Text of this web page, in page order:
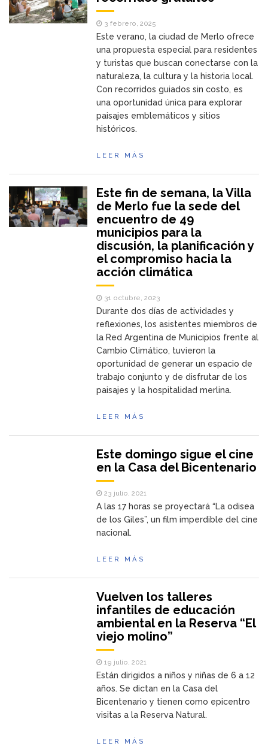
3 febrero, 2025
Este verano, la ciudad de Merlo ofrece
una propuesta especial para residentes
y turistas que buscan conectarse con la
naturaleza, la cultura y la historia local.
Con recorridos guiados sin costo, es
una oportunidad única para explorar
paisajes emblemáticos y sitios
históricos.
LEER MÁS
Este fin de semana, la Villa
de Merlo fue la sede del
encuentro de 49
municipios para la
discusión, la planificación y
el compromiso hacia la
acción climática
31 octubre, 2023
Durante dos días de actividades y
reflexiones, los asistentes miembros de
la Red Argentina de Municipios frente al
Cambio Climático, tuvieron la
oportunidad de generar un espacio de
trabajo conjunto y de disfrutar de los
paisajes y la hospitalidad merlina.
LEER MÁS
Este domingo sigue el cine
en la Casa del Bicentenario
23 julio, 2021
A las 17 horas se proyectará “La odisea
de los Giles”, un film imperdible del cine
nacional.
LEER MÁS
Vuelven los talleres
infantiles de educación
ambiental en la Reserva “El
viejo molino”
19 julio, 2021
Están dirigidos a niños y niñas de 6 a 12
años. Se dictan en la Casa del
Bicentenario y tienen como epicentro
visitas a la Reserva Natural.
LEER MÁS